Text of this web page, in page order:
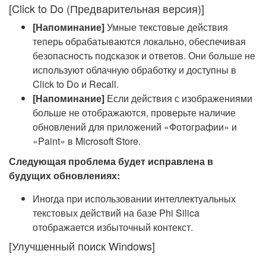
[Click to Do (Предварительная версия)]
[Напоминание]Умные текстовые действия
теперь обрабатываются локально, обеспечивая
безопасность подсказок и ответов. Они больше не
используют облачную обработку и доступны в
Click to Do и Recall.
[Напоминание] Если действия с изображениями
больше не отображаются, проверьте наличие
обновлений для приложений «Фотографии» и
«Paint» в Microsoft Store.
Следующая проблема будет исправлена в
будущих обновлениях:
Иногда при использовании интеллектуальных
текстовых действий на базе Phi Silica
отображается избыточный контекст.
[Улучшенный поиск Windows]